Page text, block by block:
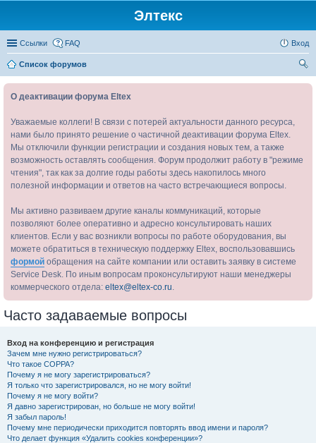
Элтекс
Ссылки FAQ Вход
Список форумов
О деактивации форума Eltex
Уважаемые коллеги! В связи с потерей актуальности данного ресурса,
нами было принято решение о частичной деактивации форума Eltex.
Мы отключили функции регистрации и создания новых тем, а также
возможность оставлять сообщения. Форум продолжит работу в "режиме
чтения", так как за долгие годы работы здесь накопилось много
полезной информации и ответов на часто встречающиеся вопросы.
Мы активно развиваем другие каналы коммуникаций, которые
позволяют более оперативно и адресно консультировать наших
клиентов. Если у вас возникли вопросы по работе оборудования, вы
можете обратиться в техническую поддержку Eltex, воспользовавшись
формой обращения на сайте компании или оставить заявку в системе
Service Desk. По иным вопросам проконсультируют наши менеджеры
коммерческого отдела: eltex@eltex-co.ru.
Часто задаваемые вопросы
Вход на конференцию и регистрация
Зачем мне нужно регистрироваться?
Что такое COPPA?
Почему я не могу зарегистрироваться?
Я только что зарегистрировался, но не могу войти!
Почему я не могу войти?
Я давно зарегистрирован, но больше не могу войти!
Я забыл пароль!
Почему мне периодически приходится повторять ввод имени и пароля?
Что делает функция «Удалить cookies конференции»?